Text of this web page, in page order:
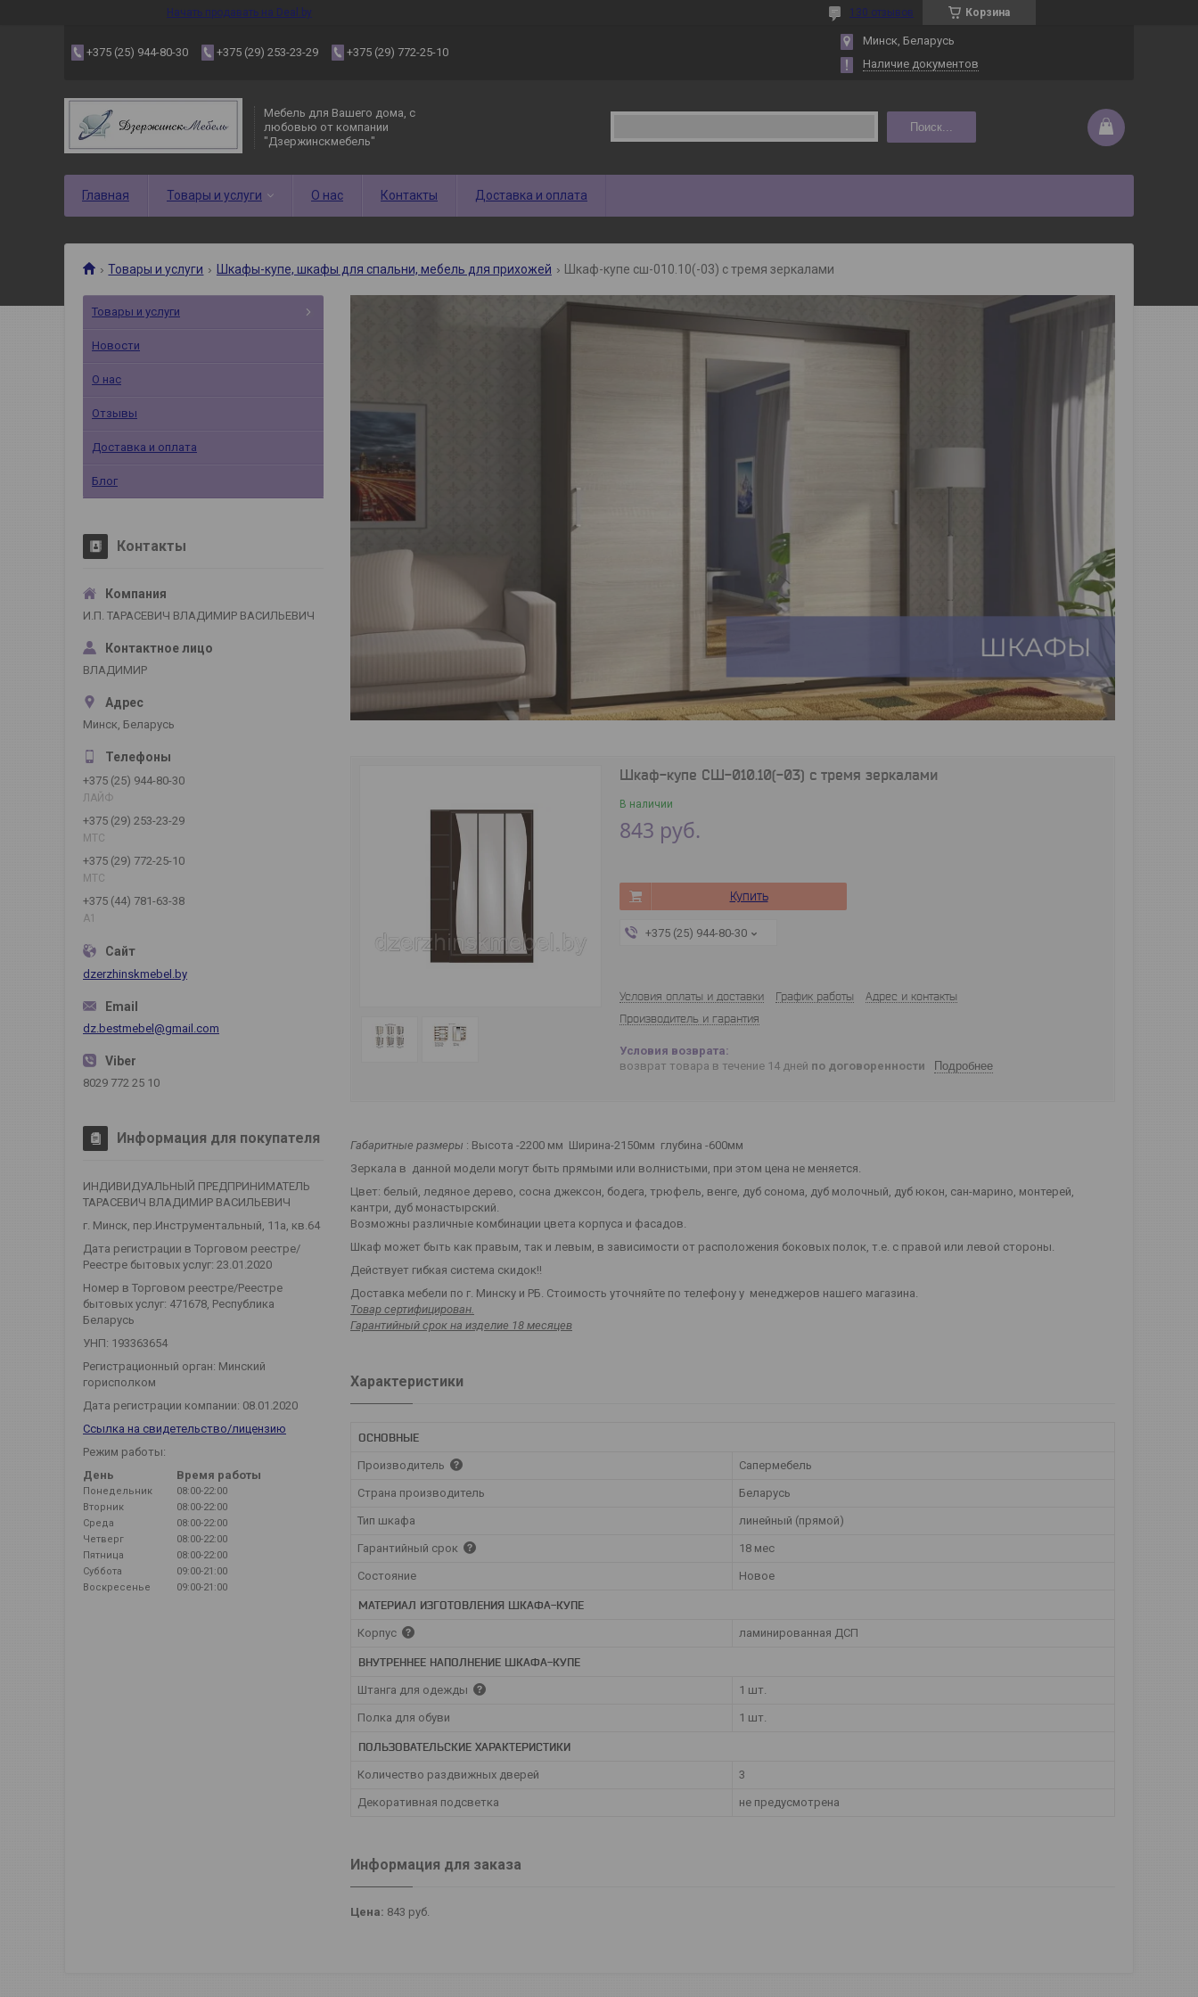
Начать продавать на Deal.by Корзина
130 отзывов
+375 (25) 944-80-30 +375 (29) 253-23-29 +375 (29) 772-25-10
Минск, Беларусь
Наличие документов
Мебель для Вашего дома, с
любовью от компании
"Дзержинскмебель"
Поиск...
Главная Товары и услуги О нас Контакты Доставка и оплата
Товары и услуги Шкафы-купе, шкафы для спальни, мебель для прихожей Шкаф-купе сш-010.10(-03) с тремя зеркалами
Шкаф-купе СШ-010.10(-03) с тремя зеркалами
В наличии
843 руб.
Купить
+375 (25) 944-80-30
Условия оплаты и доставки График работы
Адрес и контакты
Производитель и гарантия
возврат товара в течение 14 дней по договоренности Подробнее
Габаритные размеры : Высота -2200 мм Ширина-2150мм глубина -600мм
Зеркала в данной модели могут быть прямыми или волнистыми, при этом цена не меняется.
Цвет: белый, ледяное дерево, сосна джексон, бодега, трюфель, венге, дуб сонома, дуб молочный, дуб юкон, сан-марино, монтерей,
кантри, дуб монастырский.
Возможны различные комбинации цвета корпуса и фасадов.
Шкаф может быть как правым, так и левым, в зависимости от расположения боковых полок, т.е. с правой или левой стороны.
Действует гибкая система скидок!!
Доставка мебели по г. Минску и РБ. Стоимость уточняйте по телефону у менеджеров нашего магазина.
Товар сертифицирован.
Гарантийный срок на изделие 18 месяцев
Характеристики
ОСНОВНЫЕ
Производитель Сапермебель
Страна производитель Беларусь
Тип шкафа линейный (прямой)
Гарантийный срок 18 мес
Состояние Новое
МАТЕРИАЛ ИЗГОТОВЛЕНИЯ ШКАФА-КУПЕ
Корпус ламинированная ДСП
ВНУТРЕННЕЕ НАПОЛНЕНИЕ ШКАФА-КУПЕ
Штанга для одежды 1 шт.
Полка для обуви 1 шт.
ПОЛЬЗОВАТЕЛЬСКИЕ ХАРАКТЕРИСТИКИ
Количество раздвижных дверей 3
Декоративная подсветка не предусмотрена
Информация для заказа
Цена: 843 руб.
Товары и услуги
Новости
О нас
Отзывы
Доставка и оплата
Блог
Контакты
И.П. ТАРАСЕВИЧ ВЛАДИМИР ВАСИЛЬЕВИЧ
ВЛАДИМИР
Минск, Беларусь
+375 (25) 944-80-30
ЛАЙФ
+375 (29) 253-23-29
МТС
+375 (29) 772-25-10
МТС
+375 (44) 781-63-38
А1
dzerzhinskmebel.by
dz.bestmebel@gmail.com
8029 772 25 10
Информация для покупателя
ИНДИВИДУАЛЬНЫЙ ПРЕДПРИНИМАТЕЛЬ
ТАРАСЕВИЧ ВЛАДИМИР ВАСИЛЬЕВИЧ
г. Минск, пер.Инструментальный, 11а, кв.64
Дата регистрации в Торговом реестре/
Реестре бытовых услуг: 23.01.2020
Номер в Торговом реестре/Реестре
бытовых услуг: 471678, Республика
Беларусь
УНП: 193363654
Регистрационный орган: Минский
горисполком
Дата регистрации компании: 08.01.2020
Ссылка на свидетельство/лицензию
Режим работы:
День
Время работы
Понедельник
08:00-22:00
Вторник
08:00-22:00
Среда
08:00-22:00
Четверг
08:00-22:00
Пятница
08:00-22:00
Суббота
09:00-21:00
Воскресенье
09:00-21:00